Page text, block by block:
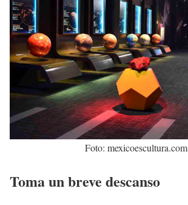
Foto: mexicoescultura.com
Toma un breve descanso